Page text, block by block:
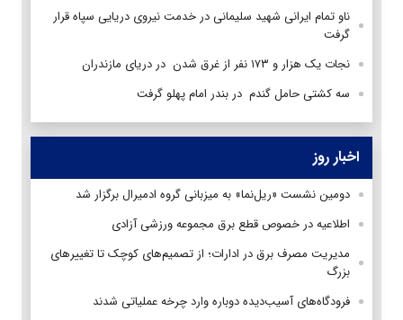
ناو تمام ایرانی شهید سلیمانی در خدمت نیروی دریایی سپاه قرار
گرفت
نجات یک هزار و ۱۷۳ نفر از غرق شدن در دریای مازندران
سه کشتی حامل گندم در بندر امام پهلو گرفت
اخبار روز
دومین نشست «ریل‌نما» به میزبانی گروه ادمیرال برگزار شد
اطلاعیه در خصوص قطع برق مجموعه ورزشی آزادی
مدیریت مصرف برق در ادارات؛ از تصمیم‌های کوچک تا تغییرهای
بزرگ
فرودگاه‌های آسیب‌دیده دوباره وارد چرخه عملیاتی شدند